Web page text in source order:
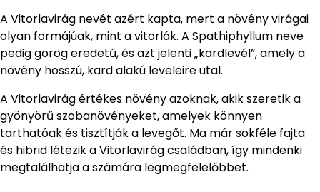
A Vitorlavirág nevét azért kapta, mert a növény virágai
olyan formájúak, mint a vitorlák. A Spathiphyllum neve
pedig görög eredetű, és azt jelenti „kardlevél”, amely a
növény hosszú, kard alakú leveleire utal.
A Vitorlavirág értékes növény azoknak, akik szeretik a
gyönyörű szobanövényeket, amelyek könnyen
tarthatóak és tisztítják a levegőt. Ma már sokféle fajta
és hibrid létezik a Vitorlavirág családban, így mindenki
megtalálhatja a számára legmegfelelőbbet.